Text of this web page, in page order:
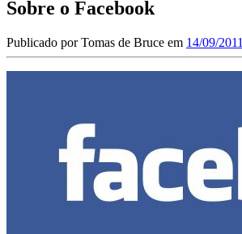
Sobre o Facebook
Publicado porTomas de Bruce em 14/09/2011